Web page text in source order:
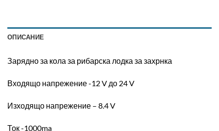
ОПИСАНИЕ
Зарядно за кола за рибарска лодка за захрнка
Входящо напрежение -12 V до 24 V
Изходящо напрежение – 8.4 V
Ток -1000ma